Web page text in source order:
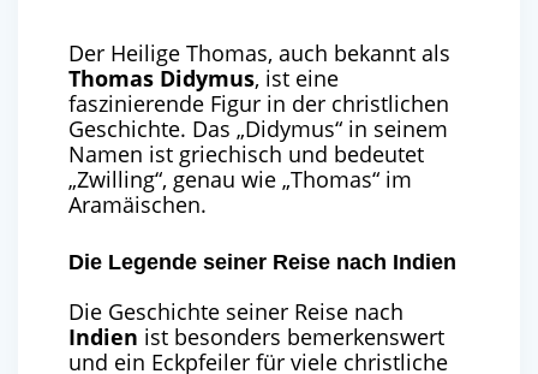
Der Heilige Thomas, auch bekannt als
Thomas Didymus, ist eine
faszinierende Figur in der christlichen
Geschichte. Das „Didymus“ in seinem
Namen ist griechisch und bedeutet
„Zwilling“, genau wie „Thomas“ im
Aramäischen.
Die Legende seiner Reise nach Indien
Die Geschichte seiner Reise nach
Indien ist besonders bemerkenswert
und ein Eckpfeiler für viele christliche